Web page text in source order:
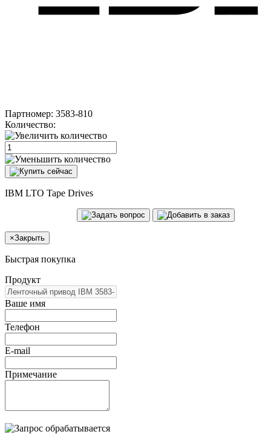
Партномер: 3583-810
Количество:
IBM LTO Tape Drives
×Закрыть
Быстрая покупка
Продукт
Ваше имя
Телефон
E-mail
Примечание